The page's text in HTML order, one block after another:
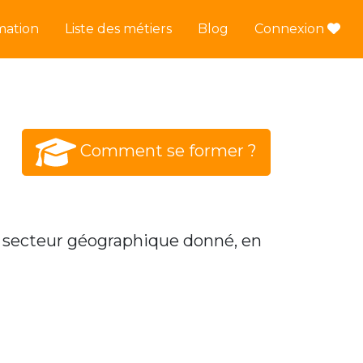
Liste des métiers Blog Connexion
Comment se former ?
géographique donné, en